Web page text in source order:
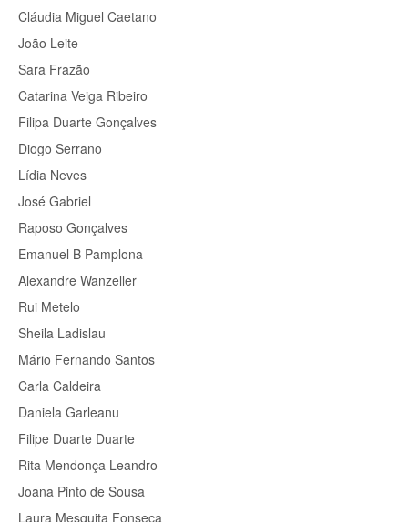
Cláudia Miguel Caetano
João Leite
Sara Frazão
Catarina Veiga Ribeiro
Filipa Duarte Gonçalves
Diogo Serrano
Lídia Neves
José Gabriel
Raposo Gonçalves
Emanuel B Pamplona
Alexandre Wanzeller
Rui Metelo
Sheila Ladislau
Mário Fernando Santos
Carla Caldeira
Daniela Garleanu
Filipe Duarte Duarte
Rita Mendonça Leandro
Joana Pinto de Sousa
Laura Mesquita Fonseca